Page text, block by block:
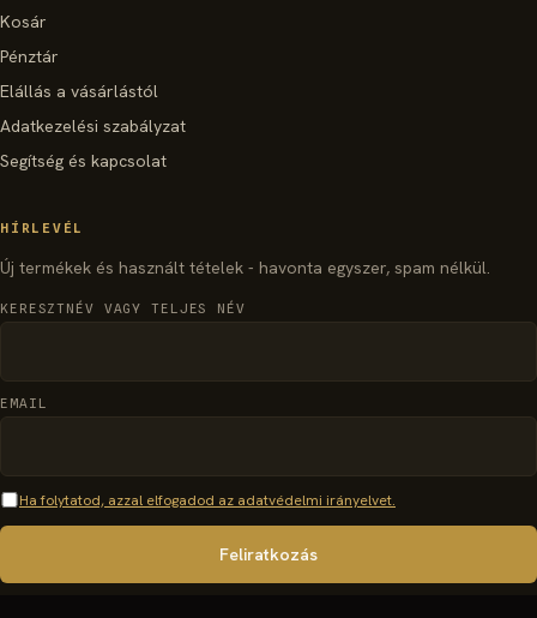
Kosár
Pénztár
Elállás a vásárlástól
Adatkezelési szabályzat
Segítség és kapcsolat
HÍRLEVÉL
Új termékek és használt tételek - havonta egyszer, spam nélkül.
KERESZTNÉV VAGY TELJES NÉV
EMAIL
Ha folytatod, azzal elfogadod az adatvédelmi irányelvet.